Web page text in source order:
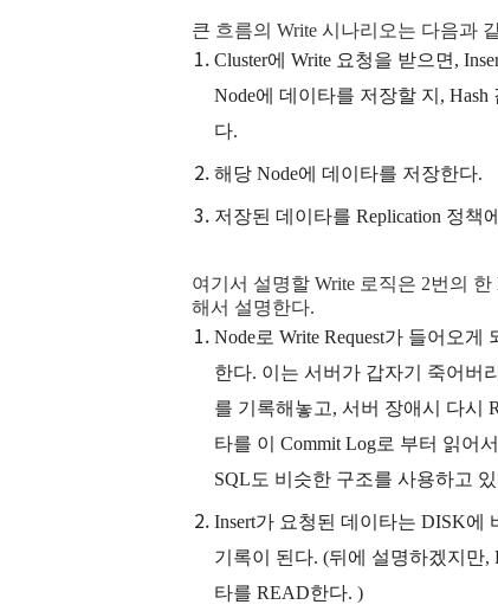
큰 흐름의 Write 시나리오는 다음과
Cluster에 Write 요청을 받으면,
Node에 데이타를 저장할 지,
다.
해당 Node에 데이타를 저장한다.
저장된 데이타를 Replication 정책
여기서 설명할 Write 로직은 2번의
해서 설명한다.
Node로 Write Request가 들어오게
한다. 이는 서버가 갑자기 죽어버
를 기록해놓고, 서버 장애시 다시
타를 이 Commit Log로 부터 읽어
SQL도 비슷한 구조를 사용하고
Insert가 요청된 데이타는 DISK에
기록이 된다. (뒤에 설명하겠지만,
타를 READ한다. )